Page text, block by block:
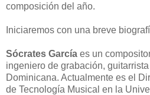
composición del año.
Iniciaremos con una breve
Sócrates García es un
ingeniero de grabación,
Dominicana. Actualmente es el
de Tecnología Musical en la